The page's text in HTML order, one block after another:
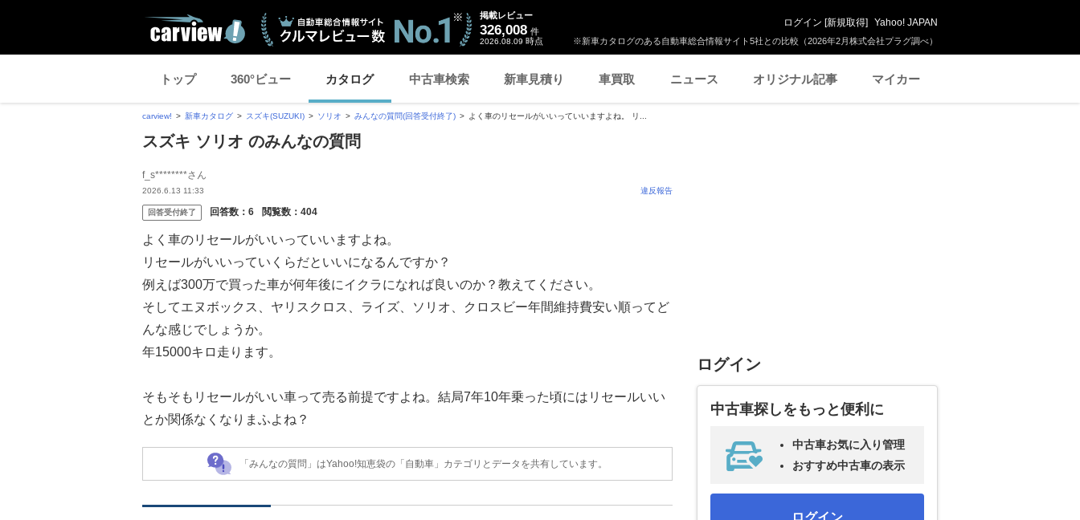
※新車カタログのある自動車総合情報サイト5社との比較（2026年2月株式会社プラグ調べ）
掲載レビュー
326,008 件
2026.08.09 時点
ログイン [新規取得] Yahoo! JAPAN
トップ 360°ビュー カタログ 中古車検索 新車見積り 車買取 ニュース オリジナル記事 マイカー
carview! 新車カタログ スズキ(SUZUKI) ソリオ みんなの質問(回答受付終了) よく車のリセールがいいっていいますよね。 リ...
スズキ ソリオ のみんなの質問
f_s********さん
2026.6.13 11:33 違反報告
回答受付終了 回答数： 6 閲覧数： 404
よく車のリセールがいいっていいますよね。
リセールがいいっていくらだといいになるんですか？
例えば300万で買った車が何年後にイクラになれば良いのか？教えてください。
そしてエヌボックス、ヤリスクロス、ライズ、ソリオ、クロスビー年間維持費安い順ってど
んな感じでしょうか。
年15000キロ走ります。
そもそもリセールがいい車って売る前提ですよね。結局7年10年乗った頃にはリセールいい
とか関係なくなりまふよね？
「みんなの質問」はYahoo!知恵袋の「自動車」カテゴリとデータを共有しています。
ログイン
中古車探しをもっと便利に
中古車お気に入り管理
おすすめ中古車の表示
ログイン